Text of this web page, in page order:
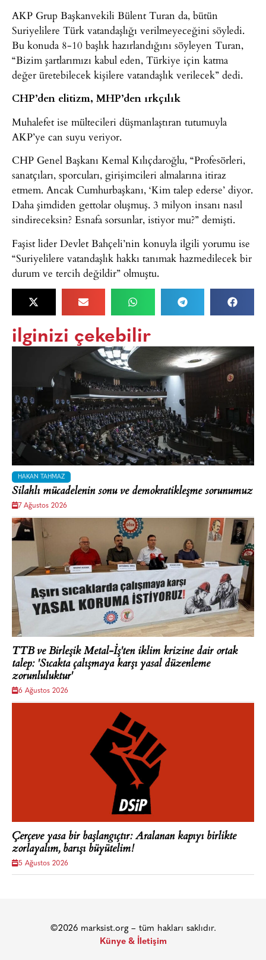
AKP Grup Başkanvekili Bülent Turan da, bütün
Suriyelilere Türk vatandaşlığı verilmeyeceğini söyledi.
Bu konuda 8-10 başlık hazırlandığını söyleyen Turan,
“Bizim şartlarımızı kabul eden, Türkiye için katma
değer üretebilecek kişilere vatandaşlık verilecek” dedi.
CHP’den elitizm, MHP’den ırkçılık
Muhalefet ise mültecileri düşmanlaştıran tutumuyla
AKP’ye can suyu veriyor.
CHP Genel Başkanı Kemal Kılıçdaroğlu, “Profesörleri,
sanatçıları, sporcuları, girişimcileri almalarına itiraz
etmem. Ancak Cumhurbaşkanı, ‘Kim talep ederse’ diyor.
Daha şimdiden gettolar oluşmuş. 3 milyon insanı nasıl
sindireceksin? Esnafa sorsunlar, istiyor mu?” demişti.
Faşist lider Devlet Bahçeli’nin konuyla ilgili yorumu ise
“Suriyelilere vatandaşlık hakkı tanımak hazmedilecek bir
durum ve tercih değildir” olmuştu.
ilginizi çekebilir
HAKAN TAHMAZ
Silahlı mücadelenin sonu ve demokratikleşme sorunumuz
7 Ağustos 2026
TTB ve Birleşik Metal-İş'ten iklim krizine dair ortak
talep: 'Sıcakta çalışmaya karşı yasal düzenleme
zorunluluktur'
6 Ağustos 2026
Çerçeve yasa bir başlangıçtır: Aralanan kapıyı birlikte
zorlayalım, barışı büyütelim!
5 Ağustos 2026
©2026 marksist.org – tüm hakları saklıdır.
Künye & İletişim